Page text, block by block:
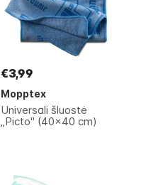
€3,99
Mopptex
Universali šluostė
„Picto" (40x40 cm)